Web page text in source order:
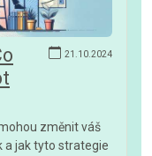
21.10.2024
změnit váš
a jak tyto strategie